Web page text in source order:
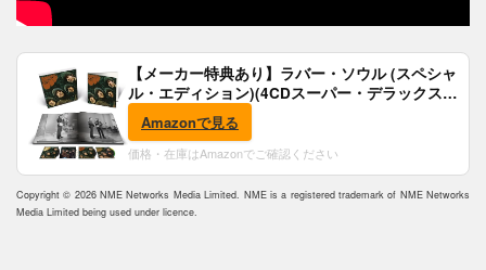
【メーカー特典あり】ラバー・ソウル (スペシャ
ル・エディション)(4CDスーパー・デラックス)
(完全生産限定盤)(SHM-CD)(特典:B2ポスター付)
Amazonで見る
価格・在庫はAmazonでご確認ください
Copyright © 2026 NME Networks Media Limited. NME is a registered trademark of NME Networks
Media Limited being used under licence.